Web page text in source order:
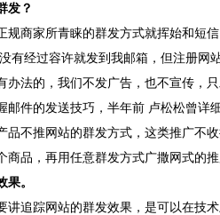
发？
规商家所青睐的群发方式就挥始和短
有经过容许就发到我邮箱，但注册网
办法的，我们不发广告，也不宣传，
邮件的发送技巧，半年前 卢松松曾详
品不推网站的群发方式，这类推广不
商品，再用任意群发方式广撒网式的推
。
讲追踪网站的群发效果，是可以在技术